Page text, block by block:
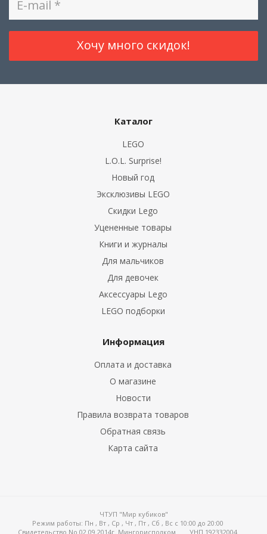
Каталог
LEGO
L.O.L. Surprise!
Новый год
Эксклюзивы LEGO
Скидки Lego
Уцененные товары
Книги и журналы
Для мальчиков
Для девочек
Аксессуары Lego
LEGO подборки
Информация
Оплата и доставка
О магазине
Новости
Правила возврата товаров
Обратная связь
Карта сайта
ЧТУП "Мир кубиков"
Режим работы: Пн , Вт , Ср , Чт , Пт , Сб , Вс c 10:00 до 20:00
Свидетельство No 02.09.2014г. Мингорисполком
УНП 192332004